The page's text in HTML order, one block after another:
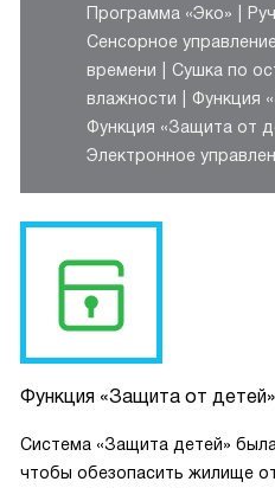
Программа «Эко»
Сенсорное
времени
Сушка по
влажности
Функция
Функция «Защита от
Электронное
Функция «Защита от детей»
Система «Защита детей»
чтобы обезопасить жилище